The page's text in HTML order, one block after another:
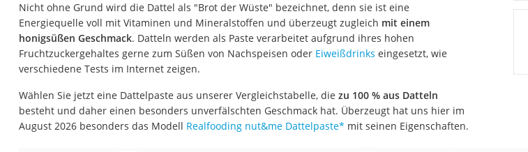
Balsamico-Essig
Schwarzkümmelöl bio
Sardinen
Gemüsebrühe
Eiskaffee-Pulver
Nicht ohne Grund wird die Dattel als "Brot der Wüste" bezeichnet, denn sie ist eine
Energiequelle voll mit Vitaminen und Mineralstoffen und überzeugt zugleich mit einem
honigsüßen Geschmack. Datteln werden als Paste verarbeitet aufgrund ihres hohen
Fruchtzuckergehaltes gerne zum Süßen von Nachspeisen oder Eiweißdrinks eingesetzt, wie
verschiedene Tests im Internet zeigen.
Wählen Sie jetzt eine Dattelpaste aus unserer Vergleichstabelle, die zu 100 % aus Datteln
besteht und daher einen besonders unverfälschten Geschmack hat. Überzeugt hat uns hier im
August 2026 besonders das Modell Realfooding nut&me Dattelpaste* mit seinen Eigenschaften.